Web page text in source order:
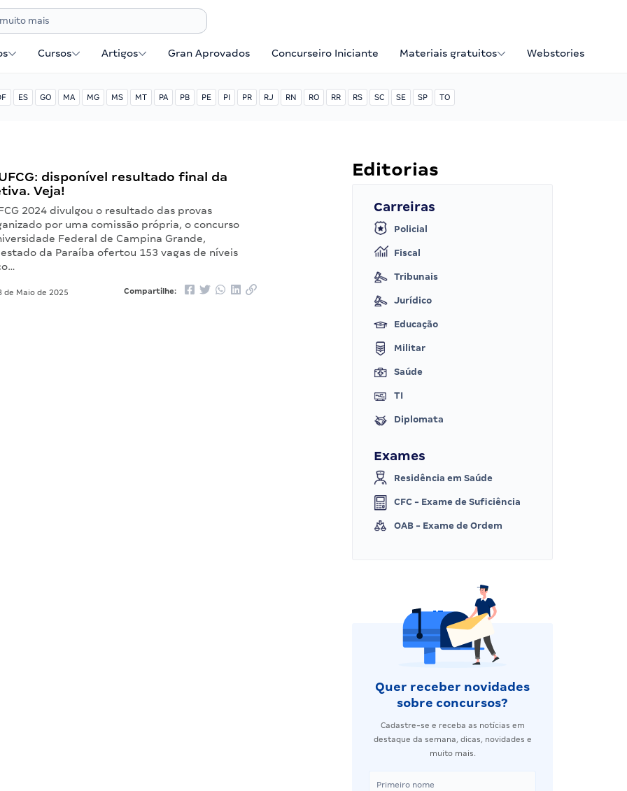
Cursos Artigos Gran Aprovados Concurseiro Iniciante Materiais gratuitos Webstories
ES GO MA MG MS MT PA PB PE PI PR RJ RN RO RR RS SC SE SP TO
disponível resultado final da
Veja!
2024 divulgou o resultado das provas
por uma comissão própria, o concurso
Federal de Campina Grande,
da Paraíba ofertou 153 vagas de níveis
de Maio de 2025 Compartilhe:
Editorias
Carreiras
Policial
Fiscal
Tribunais
Jurídico
Educação
Militar
Saúde
TI
Diplomata
Exames
Residência em Saúde
CFC - Exame de Suficiência
OAB - Exame de Ordem
Quer receber novidades
sobre concursos?
Cadastre-se e receba as notícias em
destaque da semana, dicas, novidades e
muito mais.